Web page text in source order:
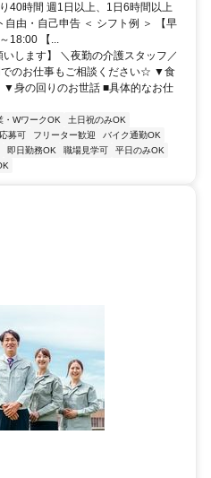
40時間 週1日以上、1日6時間以上
由・自己申告 ＜ シフト例 ＞ 【早
18:00 【...
します】 ＼夜勤の介護スタッフ／
のお仕事もご相談ください☆ ▼食
▼身の回りのお世話 ■具体的なお仕
・WワークOK
土日祝のみOK
募可 フリーター歓迎
バイク通勤OK
即日勤務OK 職場見学可
平日のみOK